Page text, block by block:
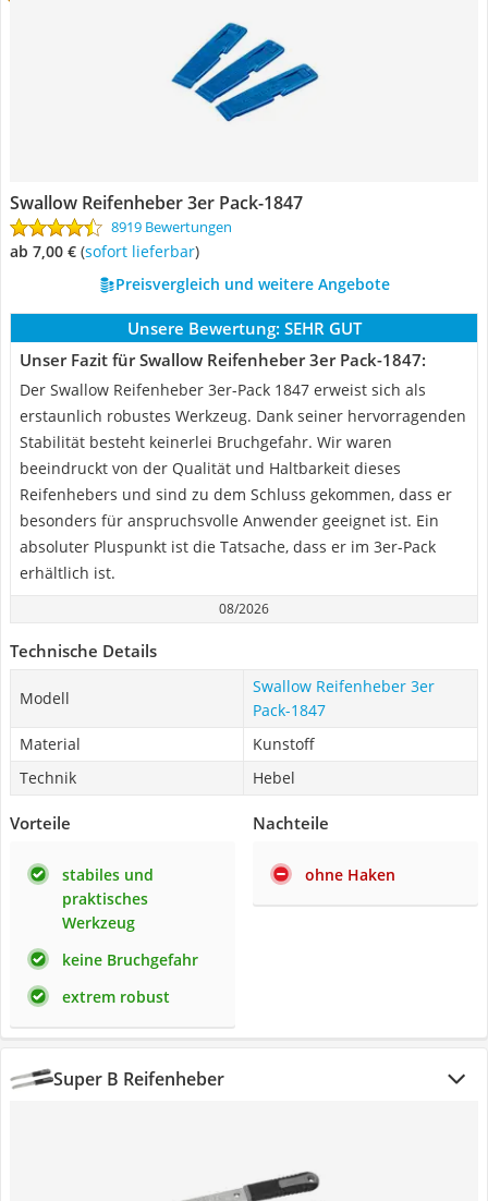
Swallow Reifenheber 3er Pack-1847
8919 Bewertungen
ab 7,00 € ( Sofort lieferbar)
Preisvergleich und weitere Angebote
Unsere Bewertung: SEHR GUT
Unser Fazit für Swallow Reifenheber 3er Pack-1847:
Der Swallow Reifenheber 3er-Pack 1847 erweist sich als
erstaunlich robustes Werkzeug. Dank seiner hervorragenden
Stabilität besteht keinerlei Bruchgefahr. Wir waren
beeindruckt von der Qualität und Haltbarkeit dieses
Reifenhebers und sind zu dem Schluss gekommen, dass er
besonders für anspruchsvolle Anwender geeignet ist. Ein
absoluter Pluspunkt ist die Tatsache, dass er im 3er-Pack
erhältlich ist.
08/2026
Technische Details
Modell
Swallow Reifenheber 3er
Pack-1847
Material
Kunstoff
Technik
Hebel
Vorteile
stabiles und
praktisches
Werkzeug
keine Bruchgefahr
extrem robust
Nachteile
ohne Haken
Super B Reifenheber